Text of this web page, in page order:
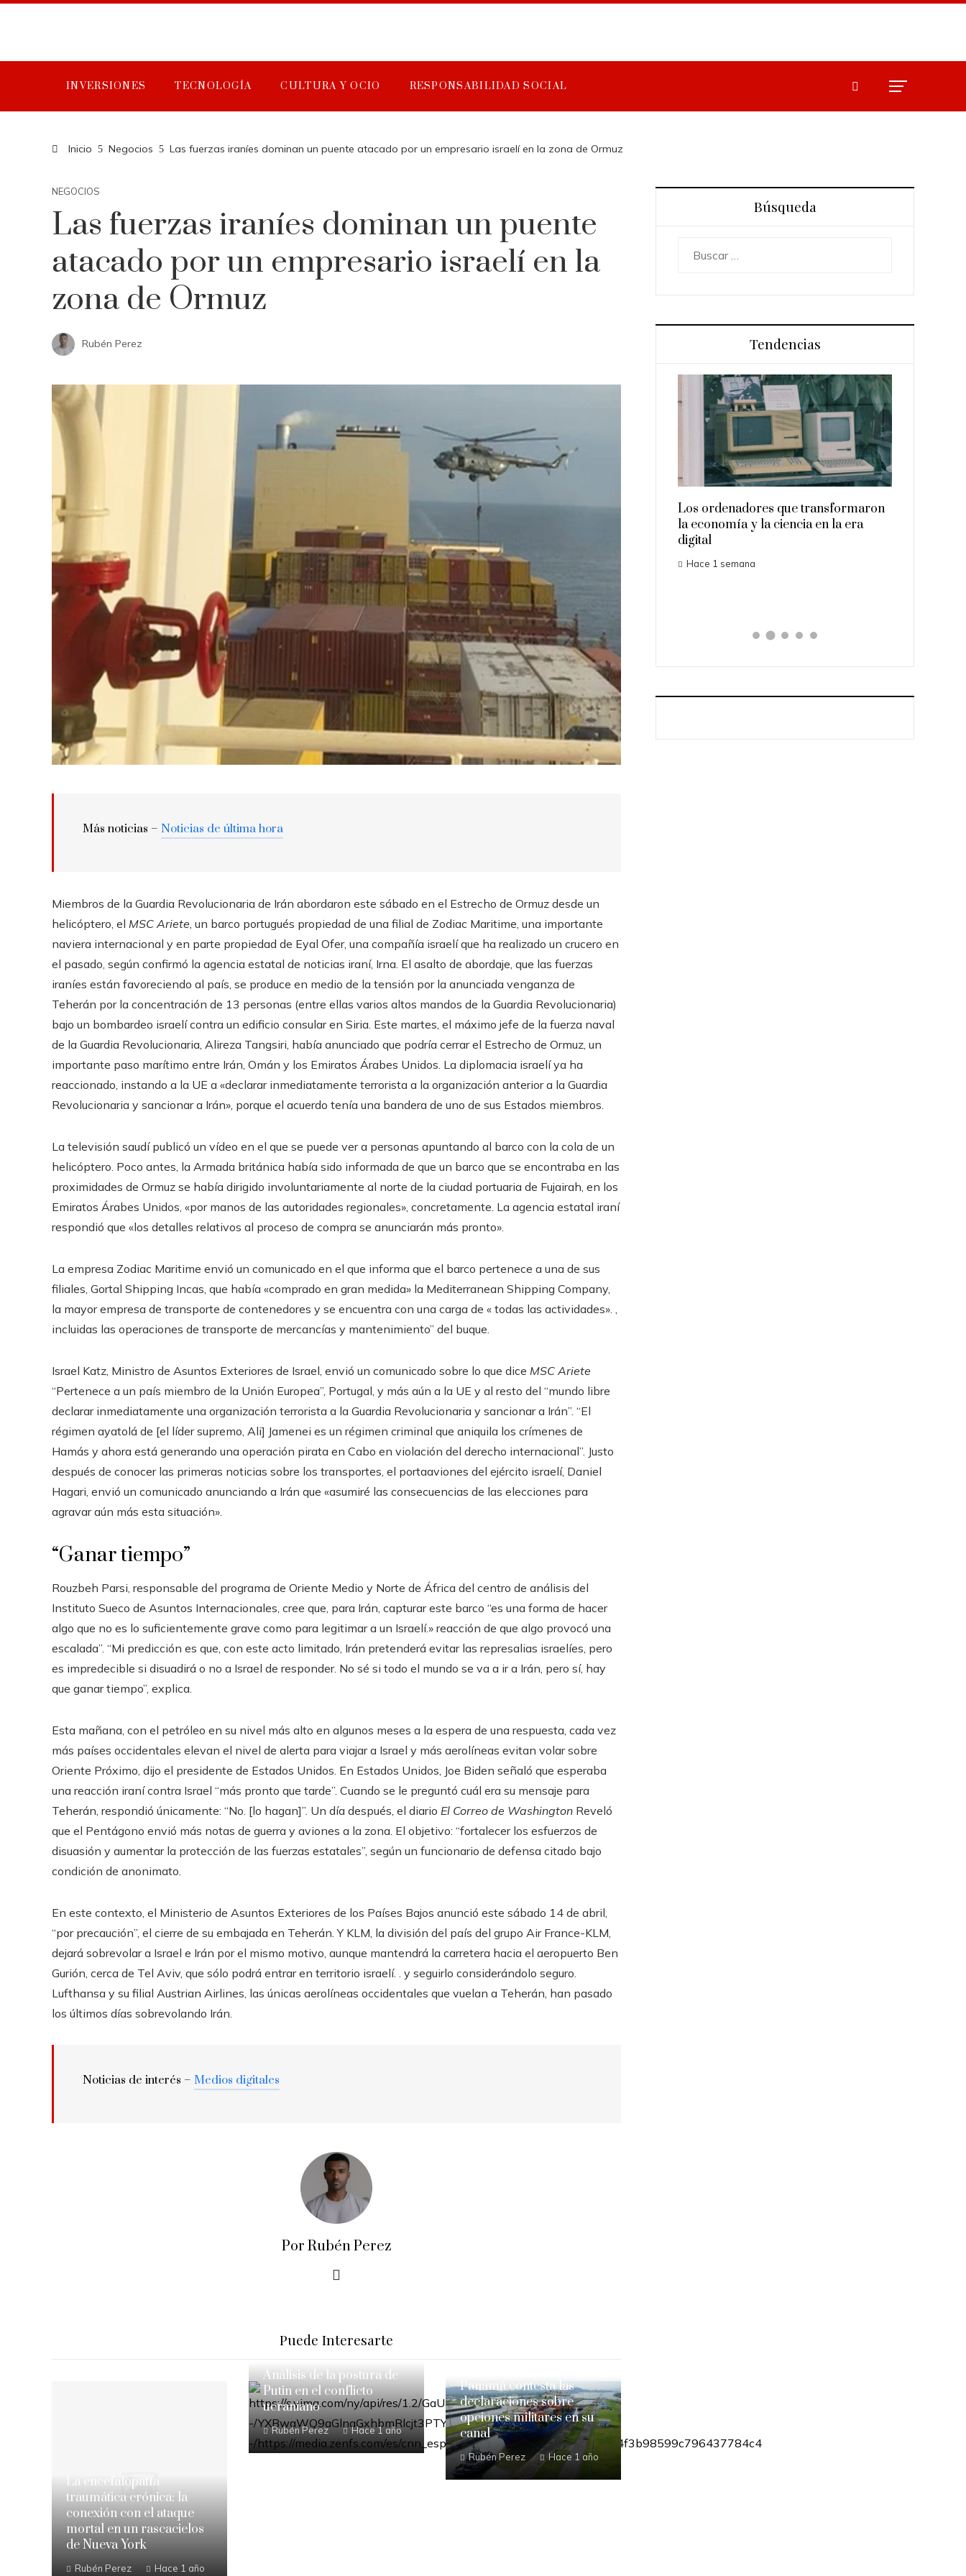
INVERSIONES TECNOLOGÍA CULTURA Y OCIO RESPONSABILIDAD SOCIAL
Inicio Negocios Las fuerzas iraníes dominan un puente atacado por un empresario israelí en la zona de Ormuz
NEGOCIOS
Las fuerzas iraníes dominan un puente
atacado por un empresario israelí en la
zona de Ormuz
Rubén Perez
Más noticias – Noticias de última hora
Miembros de la Guardia Revolucionaria de Irán abordaron este sábado en el Estrecho de Ormuz desde un
helicóptero, el MSC Ariete , un barco portugués propiedad de una filial de Zodiac Maritime, una importante
naviera internacional y en parte propiedad de Eyal Ofer, una compañía israelí que ha realizado un crucero en
el pasado, según confirmó la agencia estatal de noticias iraní, Irna. El asalto de abordaje, que las fuerzas
iraníes están favoreciendo al país, se produce en medio de la tensión por la anunciada venganza de
Teherán por la concentración de 13 personas (entre ellas varios altos mandos de la Guardia Revolucionaria)
bajo un bombardeo israelí contra un edificio consular en Siria. Este martes, el máximo jefe de la fuerza naval
de la Guardia Revolucionaria, Alireza Tangsiri, había anunciado que podría cerrar el Estrecho de Ormuz, un
importante paso marítimo entre Irán, Omán y los Emiratos Árabes Unidos. La diplomacia israelí ya ha
reaccionado, instando a la UE a «declarar inmediatamente terrorista a la organización anterior a la Guardia
Revolucionaria y sancionar a Irán», porque el acuerdo tenía una bandera de uno de sus Estados miembros.
La televisión saudí publicó un vídeo en el que se puede ver a personas apuntando al barco con la cola de un
helicóptero. Poco antes, la Armada británica había sido informada de que un barco que se encontraba en las
proximidades de Ormuz se había dirigido involuntariamente al norte de la ciudad portuaria de Fujairah, en los
Emiratos Árabes Unidos, «por manos de las autoridades regionales», concretamente. La agencia estatal iraní
respondió que «los detalles relativos al proceso de compra se anunciarán más pronto».
La empresa Zodiac Maritime envió un comunicado en el que informa que el barco pertenece a una de sus
filiales, Gortal Shipping Incas, que había «comprado en gran medida» la Mediterranean Shipping Company,
la mayor empresa de transporte de contenedores y se encuentra con una carga de « todas las actividades». ,
incluidas las operaciones de transporte de mercancías y mantenimiento” del buque.
Israel Katz, Ministro de Asuntos Exteriores de Israel, envió un comunicado sobre lo que dice MSC Ariete
“Pertenece a un país miembro de la Unión Europea”, Portugal, y más aún a la UE y al resto del “mundo libre
declarar inmediatamente una organización terrorista a la Guardia Revolucionaria y sancionar a Irán”. “El
régimen ayatolá de [el líder supremo, Ali] Jamenei es un régimen criminal que aniquila los crímenes de
Hamás y ahora está generando una operación pirata en Cabo en violación del derecho internacional”. Justo
después de conocer las primeras noticias sobre los transportes, el portaaviones del ejército israelí, Daniel
Hagari, envió un comunicado anunciando a Irán que «asumiré las consecuencias de las elecciones para
agravar aún más esta situación».
“Ganar tiempo”
Rouzbeh Parsi, responsable del programa de Oriente Medio y Norte de África del centro de análisis del
Instituto Sueco de Asuntos Internacionales, cree que, para Irán, capturar este barco “es una forma de hacer
algo que no es lo suficientemente grave como para legitimar a un Israelí.» reacción de que algo provocó una
escalada”. “Mi predicción es que, con este acto limitado, Irán pretenderá evitar las represalias israelíes, pero
es impredecible si disuadirá o no a Israel de responder. No sé si todo el mundo se va a ir a Irán, pero sí, hay
que ganar tiempo”, explica.
Esta mañana, con el petróleo en su nivel más alto en algunos meses a la espera de una respuesta, cada vez
más países occidentales elevan el nivel de alerta para viajar a Israel y más aerolíneas evitan volar sobre
Oriente Próximo, dijo el presidente de Estados Unidos. En Estados Unidos, Joe Biden señaló que esperaba
una reacción iraní contra Israel “más pronto que tarde”. Cuando se le preguntó cuál era su mensaje para
Teherán, respondió únicamente: “No. [lo hagan]”. Un día después, el diario El Correo de Washington Reveló
que el Pentágono envió más notas de guerra y aviones a la zona. El objetivo: “fortalecer los esfuerzos de
disuasión y aumentar la protección de las fuerzas estatales”, según un funcionario de defensa citado bajo
condición de anonimato.
En este contexto, el Ministerio de Asuntos Exteriores de los Países Bajos anunció este sábado 14 de abril,
“por precaución”, el cierre de su embajada en Teherán. Y KLM, la división del país del grupo Air France-KLM,
dejará sobrevolar a Israel e Irán por el mismo motivo, aunque mantendrá la carretera hacia el aeropuerto Ben
Gurión, cerca de Tel Aviv, que sólo podrá entrar en territorio israelí. . y seguirlo considerándolo seguro.
Lufthansa y su filial Austrian Airlines, las únicas aerolíneas occidentales que vuelan a Teherán, han pasado
los últimos días sobrevolando Irán.
Noticias de interés – Medios digitales
Por Rubén Perez
Puede Interesarte
La encefalopatía
traumática crónica: la
conexión con el ataque
mortal en un rascacielos
de Nueva York
Rubén Perez Hace 1 año
Análisis de la postura de
Putin en el conflicto
ucraniano
Rubén Perez Hace 1 año
Panamá contesta las
declaraciones sobre
opciones militares en su
canal
Rubén Perez Hace 1 año
Búsqueda
Tendencias
El impacto de los macronutrientes en
la salud y el rendimiento físico
Qué significa comer saludable y
cómo mantener un equilibrio
nutricional
Hace 2 semanas
Las 15 misiones espaciales más
importantes que cambiaron la historia
Hace 2 días
Los ordenadores que transformaron
la economía y la ciencia en la era
digital
Hace 1 semana